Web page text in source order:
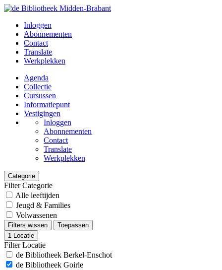
Inloggen
Abonnementen
Contact
Translate
Werkplekken
Agenda
Collectie
Cursussen
Informatiepunt
Vestigingen
Inloggen
Abonnementen
Contact
Translate
Werkplekken
Categorie
Filter Categorie
Alle leeftijden
Jeugd & Families
Volwassenen
Filters wissen
Toepassen
1 Locatie
Filter Locatie
de Bibliotheek Berkel-Enschot
de Bibliotheek Goirle